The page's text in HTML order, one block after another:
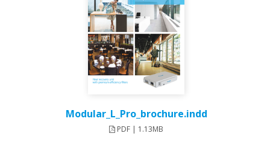
Modular_L_Pro_brochure.indd
PDF | 1.13MB